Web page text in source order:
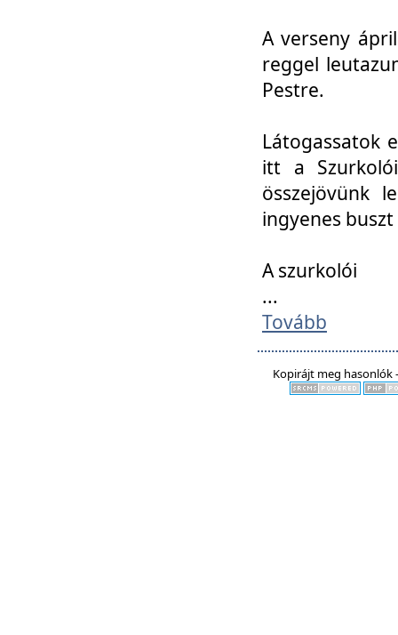
A verseny
reggel
Pestre.
Látogassatok
itt a
összejövünk
ingyenes
A szurkolói
...
Tovább
Kopirájt meg hasonlók